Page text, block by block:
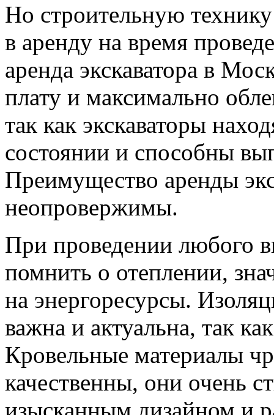
Но строительную технику
в аренду на время
аренда экскаватора в
плату и максимально
так как экскаваторы
состоянии и способны
Преимущество аренды
неопровержимы.
При проведении любого
помнить о отеплении,
на энергоресурсы.
важна и актуальна, так
Кровельные материалы
качественны, они очень
изысканным дизайном и